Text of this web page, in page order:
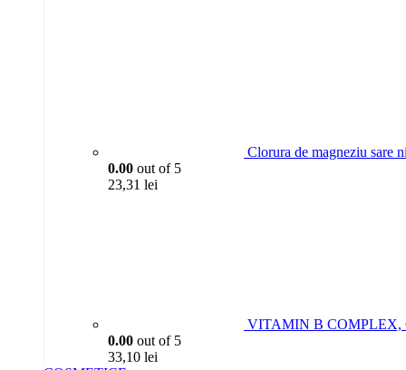
Clorura de magneziu sare
0.00 out of 5
23,31 lei
VITAMIN B COMPLEX,
0.00 out of 5
33,10 lei